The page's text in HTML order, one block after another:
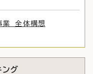
業 全体構想
ング